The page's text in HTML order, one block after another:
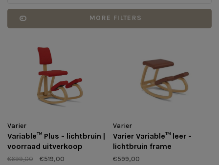
MORE FILTERS
Varier
Variable™ Plus - lichtbruin |
voorraad uitverkoop
€699,00 €519,00
Varier
Varier Variable™ leer -
lichtbruin frame
€599,00